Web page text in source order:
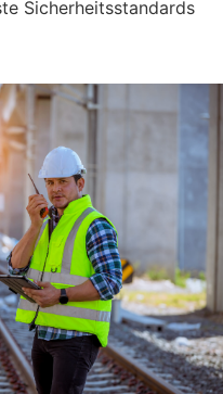
Sicherheitsstandards